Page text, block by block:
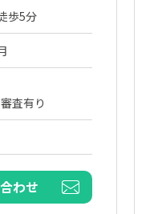
歩5分
査有り
わせ